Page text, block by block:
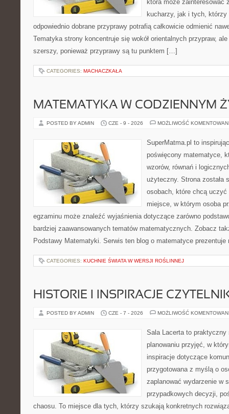
która może zainteresować
kucharzy, jak i tych, którzy
odpowiednio dobrane przyprawy potrafią całkowicie odmienić
Tematyka strony koncentruje się wokół orientalnych przypraw,
szerszy, ponieważ przyprawy są tu punktem […]
CATEGORIES: MACHACZKAŁA
MATEMATYKA W CODZIENNYM
POSTED BY ADMIN CZE - 9 - 2026 MOŻLIWOŚĆ
SuperMatma.pl to
poświęcony matematyce,
wzorów, równań i
użyteczny. Strona została
osobach, które chcą
miejsce, w którym osoba
egzaminu może znaleźć wyjaśnienia dotyczące zarówno
bardziej zaawansowanych tematów matematycznych. Zobacz
Podstawy Matematyki. Serwis ten blog o matematyce
CATEGORIES: KUCHNIE ŚWIATA W WERSJI ROŚLINNEJ
HISTORIE I INSPIRACJE
POSTED BY ADMIN CZE - 7 - 2026 MOŻLIWOŚĆ
Sala Lacerta to praktyczny
planowaniu przyjęć, w
inspiracje dotyczące
przygotowana z myślą o
zaplanować wydarzenie w
przypadkowych decyzji,
chaosu. To miejsce dla tych, którzy szukają konkretnych